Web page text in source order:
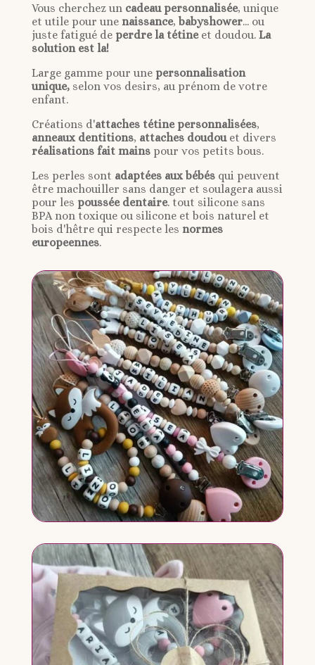
Vous cherchez un cadeau personnalisée, unique
et utile pour une naissance, babyshower... ou
juste fatigué de perdre la tétineet doudou. La
solution est la!
Large gamme pour une personnalisation
unique,selon vos desirs, au prénom de votre
enfant.
Créations d'attaches tétine personnalisées,
anneaux dentitions, attaches doudouet divers
réalisations fait mainspour vos petits bous.
Les perles sont adaptées aux bébésqui peuvent
être machouiller sans danger et soulagera aussi
pour les poussée dentaire. tout silicone sans
BPA non toxique ou silicone et bois naturel et
bois d'hêtre qui respecte les normes
europeennes.